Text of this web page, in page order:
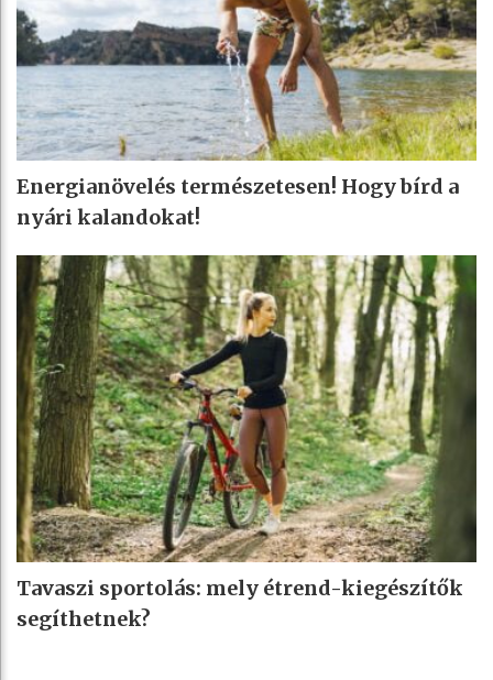
Energianövelés természetesen! Hogy bírd a
nyári kalandokat!
Tavaszi sportolás: mely étrend-kiegészítők
segíthetnek?